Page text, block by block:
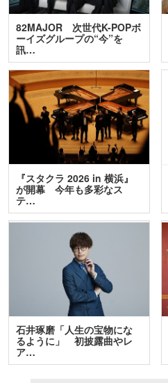
82MAJOR 次世代K-POPボ
ーイズグループの“今”を
訊…
『スタクラ 2026 in 横浜』
が開幕 今年も多彩なス
テ…
石井琢磨「人生の宝物にな
るように」 初披露曲やレ
ア…